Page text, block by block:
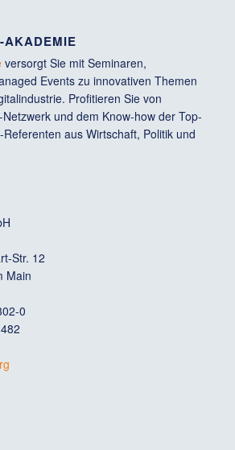
AKADEMIE
versorgt Sie mit Seminaren,
Events zu innovativen Themen
Profitieren Sie von
und dem Know-how der Top-
aus Wirtschaft, Politik und
Str. 12
Main
0